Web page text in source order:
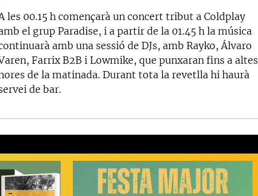
les 00.15 h començarà un concert tribut a Coldplay
el grup Paradise, i a partir de la 01.45 h la música
amb una sessió de DJs, amb Rayko, Álvaro
Farrix B2B i Lowmike, que punxaran fins a altes
de la matinada. Durant tota la revetlla hi haurà
de bar.